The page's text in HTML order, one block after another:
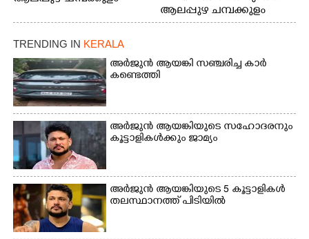
പോരൂക്കര സെൻട്രൽ
സ്കൂളിലെ ദുരിതാശ്വാസ
ക്യാമ്പിലെത്തിയവർ
വസ്ത്രങ്ങൾ
ഉണക്കാനിട്ടിരിക്കുന്ന
ഗോൾപോസ്റ്റിന് മുന്നിൽ
ഫുട്ബോൾ കളികളിൽ
ഏർപ്പെട്ടിരിക്കുന്ന
കുട്ടികൾ
ആലപ്പുഴ ചമ്പക്കുളം
ഫാദർ തോമസ്
ക്യാമ്പിലെത്തിയവർ മഴ
ഉണക്കാനിടുന്ന കാഴ്ച.
TRENDING IN KERALA
അർജുൻ ആയങ്കി സഞ്ചരിച്ച കാർ
കണ്ടെത്തി
അർജുൻ ആയങ്കിയുടെ സഹോദരനും
കൂട്ടാളികൾക്കും ജാമ്യം
അർജുൻ ആയങ്കിയുടെ 5 കൂട്ടാളികൾ
തലസ്ഥാനത്ത് പിടിയിൽ